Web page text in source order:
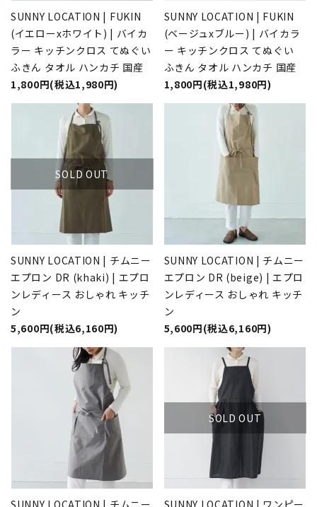
SUNNY LOCATION | FUKIN
(イエローxホワイト) | バイカ
ラー キッチンクロス てぬぐい
ふきん タオル ハンカチ 国産
1,800円(税込1,980円)
SUNNY LOCATION | FUKIN
(ベージュxブルー) | バイカラ
ー キッチンクロス てぬぐい
ふきん タオル ハンカチ 国産
1,800円(税込1,980円)
SOLD OUT
SUNNY LOCATION | チムニー
エプロン DR (khaki) | エプロ
ンレディース おしゃれ キッチ
ン
5,600円(税込6,160円)
SUNNY LOCATION | チムニー
エプロン DR (beige) | エプロ
ンレディース おしゃれ キッチ
ン
5,600円(税込6,160円)
SUNNY LOCATION | チムニー
SOLD OUT
SUNNY LOCATION | ワンピー